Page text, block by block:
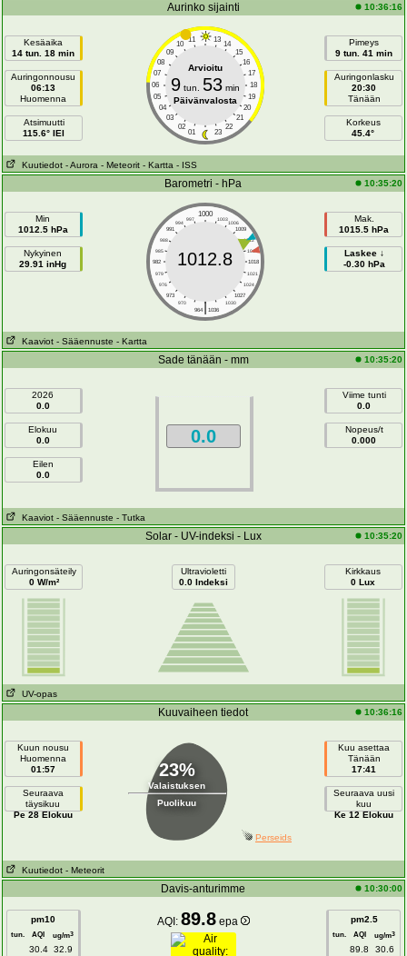
Aurinko sijainti 10:36:16
Kesäaika
14 tun. 18 min
Auringonnousu
06:13
Huomenna
Atsimuutti
115.6° IEI
11 13
10
14
09
15
08
16
07
17
06
18
05
19
04
20
03
21
02
22
01 23
Arvioitu
9tun. 53min
Päivänvalosta
Pimeys
9 tun. 41 min
Auringonlasku
20:30
Tänään
Korkeus
45.4°
Kuutiedot - Aurora - Meteorit - Kartta - ISS
Barometri - hPa 10:35:20
Min
1012.5 hPa
Nykyinen
29.91 inHg
1000
997 1003
994
1006
991
1009
988
1012
985
1015
982
1018
979
1021
976
1024
973
1027
970
1030
|
964 1036
1012.8
Mak.
1015.5 hPa
Laskee ↓
-0.30 hPa
Kaaviot - Sääennuste - Kartta
Sade tänään - mm 10:35:20
2026
0.0
Elokuu
0.0
Eilen
0.0
0.0
Viime tunti
0.0
Nopeus/t
0.000
Kaaviot - Sääennuste - Tutka
Solar - UV-indeksi - Lux 10:35:20
Auringonsäteily
0 W/m²
Ultravioletti
0.0 Indeksi
Kirkkaus
0 Lux
UV-opas
Kuuvaiheen tiedot 10:36:16
Kuun nousu
Huomenna
01:57
Seuraava
täysikuu
Pe 28 Elokuu
23%
Valaistuksen
Puolikuu
Kuu asettaa
Tänään
17:41
Seuraava uusi
kuu
Ke 12 Elokuu
Perseids
Kuutiedot - Meteorit
Davis-anturimme 10:30:00
pm10
tun. AQI ug/m3
30.4 32.9
AQI: 89.8 epa pm2.5
tun. AQI ug/m3
89.8 30.6